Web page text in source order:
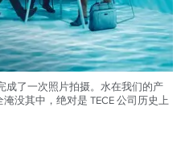
成了一次照片拍摄。水在我们的产
没其中，绝对是 TECE 公司历史上